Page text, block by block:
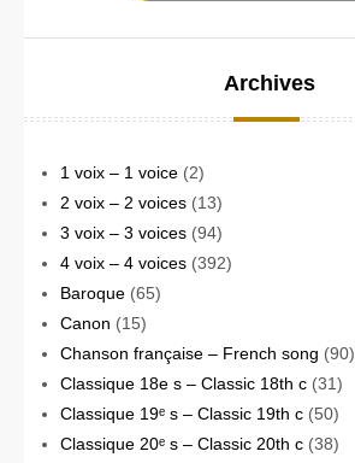
Archives
1 voix – 1 voice (2)
2 voix – 2 voices (13)
3 voix – 3 voices (94)
4 voix – 4 voices (392)
Baroque (65)
Canon (15)
Chanson française – French song (90)
Classique 18e s – Classic 18th c (31)
Classique 19ᵉ s – Classic 19th c (50)
Classique 20ᵉ s – Classic 20th c (38)